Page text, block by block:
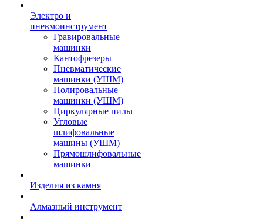
Электро и
пневмоинструмент
Гравировальные
машинки
Кантофрезеры
Пневматические
машинки (УШМ)
Полировальные
машинки (УШМ)
Циркулярные пилы
Угловые
шлифовальные
машины (УШМ)
Прямошлифовальные
машинки
Изделия из камня
Алмазный инструмент